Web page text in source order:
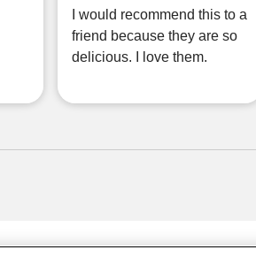
I would recommend this to a
friend because they are so
delicious. I love them.